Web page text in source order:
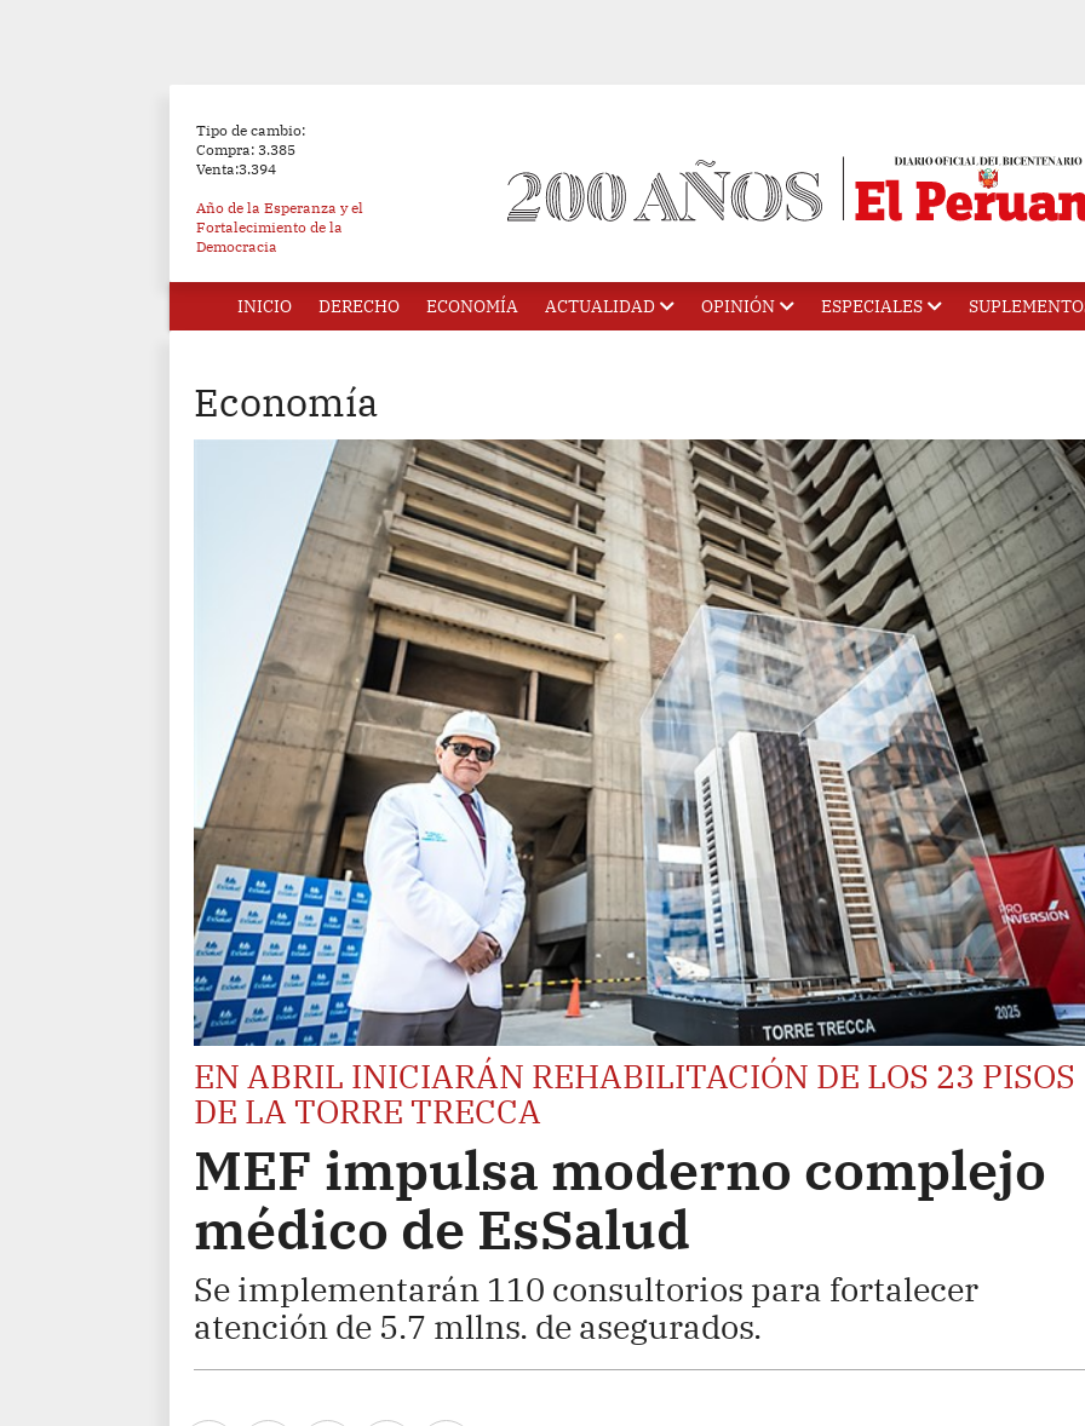
Tipo de cambio:
Compra: 3.385
Venta:3.394
Año de la Esperanza y el
Fortalecimiento de la
Democracia
INICIO DERECHO ECONOMÍA ACTUALIDAD OPINIÓN ESPECIALES
Economía
EN ABRIL INICIARÁN REHABILITACIÓN DE LOS 23 PISOS
DE LA TORRE TRECCA
MEF impulsa moderno complejo
médico de EsSalud
Se implementarán 110 consultorios para fortalecer
atención de 5.7 mllns. de asegurados.